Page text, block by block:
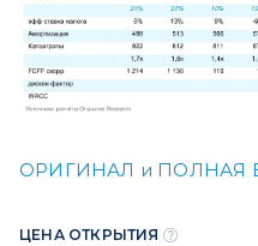
ОРИГИНАЛ и ПОЛНАЯ
ЦЕНА ОТКРЫТИЯ